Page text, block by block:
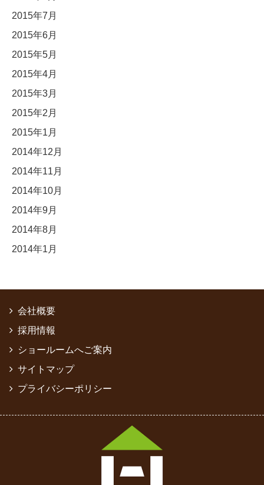
2015年7月
2015年6月
2015年5月
2015年4月
2015年3月
2015年2月
2015年1月
2014年12月
2014年11月
2014年10月
2014年9月
2014年8月
2014年1月
会社概要
採用情報
ショールームへご案内
サイトマップ
プライバシーポリシー